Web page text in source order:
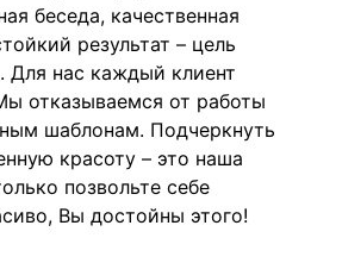
беседа, качественная
результат – цель
Для нас каждый клиент
отказываемся от работы
шаблонам. Подчеркнуть
красоту – это наша
позвольте себе
Вы достойны этого!